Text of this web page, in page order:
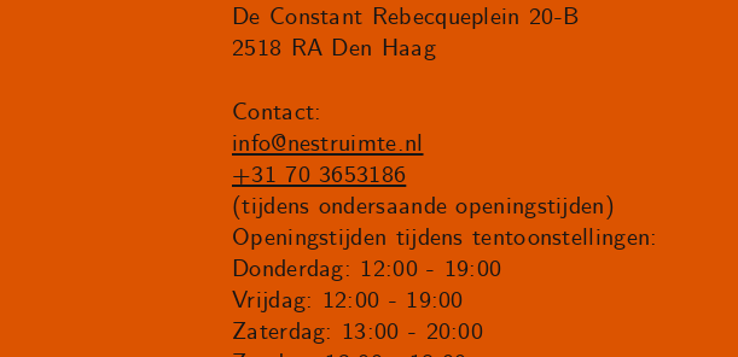
De Constant Rebecqueplein 20-B
2518 RA Den Haag
Contact:
info@nestruimte.nl
+31 70 3653186
(tijdens ondersaande openingstijden)
Openingstijden tijdens tentoonstellingen:
Donderdag: 12:00 - 19:00
Vrijdag: 12:00 - 19:00
Zaterdag: 13:00 - 20:00